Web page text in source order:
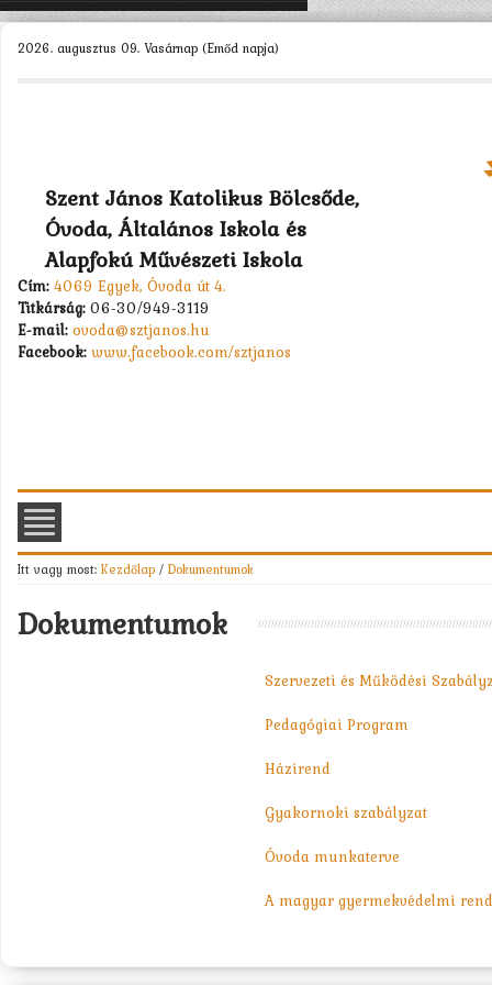
2026. augusztus 09. Vasárnap (Emőd napja)
Szent János Katolikus Bölcsőde,
Óvoda, Általános Iskola és
Alapfokú Művészeti Iskola
Cím: 4069 Egyek, Óvoda út 4.
Titkárság: 06-30/949-3119
E-mail: ovoda@sztjanos.hu
Facebook: www.facebook.com/sztjanos
Itt vagy most: Kezdőlap / Dokumentumok
Dokumentumok
Szervezeti és Működési
Pedagógiai Program
Házirend
Gyakornoki szabályzat
Óvoda munkaterve
A magyar gyermekvédelmi
KEZDŐLAP
PÁLYÁZATOK >
KAPCSOLAT